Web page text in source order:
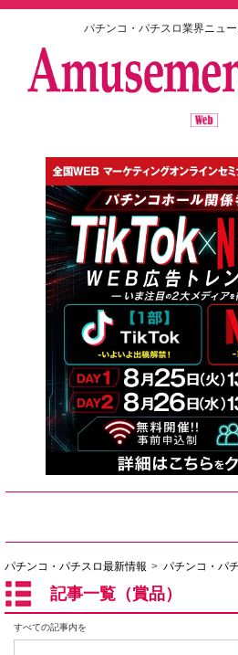
パチンコ・パチスロ業界ニュ
パチンコ・パチスロ最新情報 パチンコ・パ
記事一覧（賞品）
すべての記事内を